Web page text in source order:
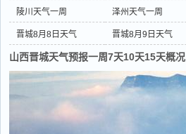
陵川天气一周 泽州天气一周
晋城8月8日天气 晋城8月9日天气
山西晋城天气预报一周7天10天15天概况